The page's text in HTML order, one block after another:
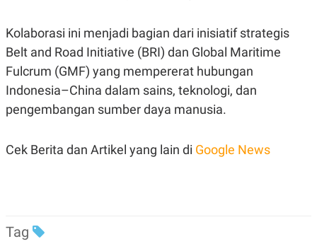
L
N
G
A
A
E
K
N
E
J
E
T
PE
Kolaborasi ini menjadi bagian dari inisiatif strategis
Belt and Road Initiative (BRI) dan Global Maritime
Fulcrum (GMF) yang mempererat hubungan
Indonesia–China dalam sains, teknologi, dan
pengembangan sumber daya manusia.
Cek Berita dan Artikel yang lain di Google News
Tag